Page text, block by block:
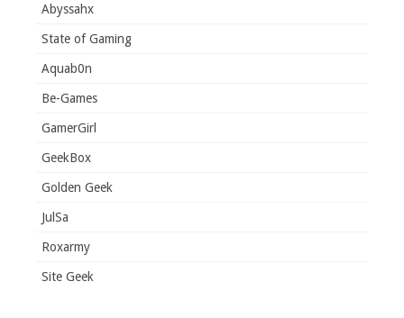
Abyssahx
State of Gaming
Aquab0n
Be-Games
GamerGirl
GeekBox
Golden Geek
JulSa
Roxarmy
Site Geek